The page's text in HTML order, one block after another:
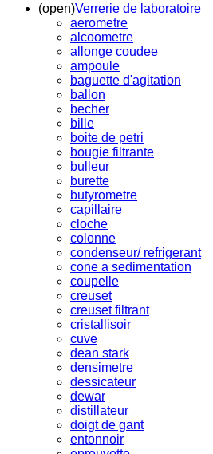
(open)Verrerie de laboratoire
aerometre
alcoometre
allonge coudee
ampoule
baguette d'agitation
ballon
becher
bille
boite de petri
bougie filtrante
bulleur
burette
butyrometre
capillaire
cloche
colonne
condenseur/ refrigerant
cone a sedimentation
coupelle
creuset
creuset filtrant
cristallisoir
cuve
dean stark
densimetre
dessicateur
dewar
distillateur
doigt de gant
entonnoir